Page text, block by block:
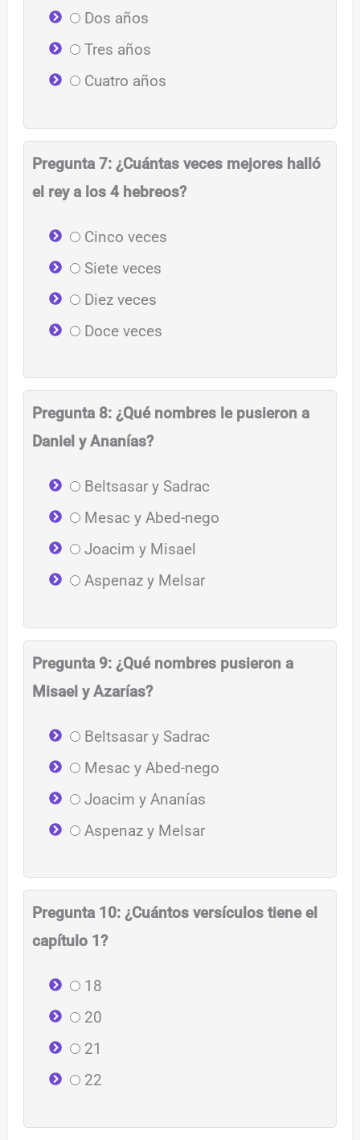
Dos años
Tres años
Cuatro años
Pregunta 7: ¿Cuántas veces mejores halló
el rey a los 4 hebreos?
Cinco veces
Siete veces
Diez veces
Doce veces
Pregunta 8: ¿Qué nombres le pusieron a
Daniel y Ananías?
Beltsasar y Sadrac
Mesac y Abed-nego
Joacim y Misael
Aspenaz y Melsar
Pregunta 9: ¿Qué nombres pusieron a
Misael y Azarías?
Beltsasar y Sadrac
Mesac y Abed-nego
Joacim y Ananías
Aspenaz y Melsar
Pregunta 10: ¿Cuántos versículos tiene el
capítulo 1?
18
20
21
22